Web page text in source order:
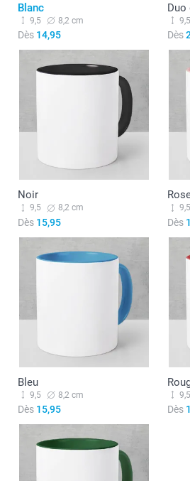
Blanc
9,5 8,2 cm
Dès 14,95
Duo
9,5
Dès
Noir
9,5 8,2 cm
Dès 15,95
9,5
Dès
Bleu
9,5 8,2 cm
Dès 15,95
9,5
Dès